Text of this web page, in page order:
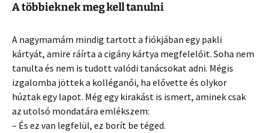
A többieknek meg kell tanulni
A nagymamám mindig tartott a fiókjában egy pakli
kártyát, amire ráírta a cigány kártya megfelelőit. Soha nem
tanulta és nem is tudott valódi tanácsokat adni. Mégis
izgalomba jöttek a kolléganői, ha elővette és olykor
húztak egy lapot. Még egy kirakást is ismert, aminek csak
az utolsó mondatára emlékszem:
– És ez van legfelül, ez borít be téged.